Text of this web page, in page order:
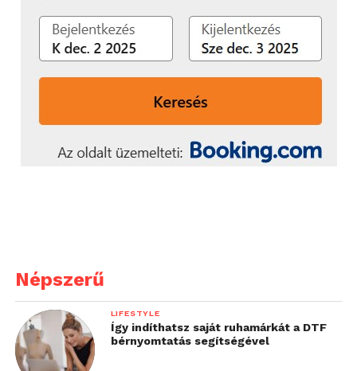
Népszerű
LIFESTYLE
Így indíthatsz saját ruhamárkát a DTF
bérnyomtatás segítségével